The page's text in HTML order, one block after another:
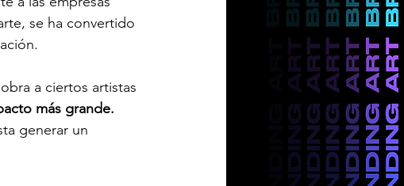
se ha convertido
a ciertos artistas
más grande.
generar un